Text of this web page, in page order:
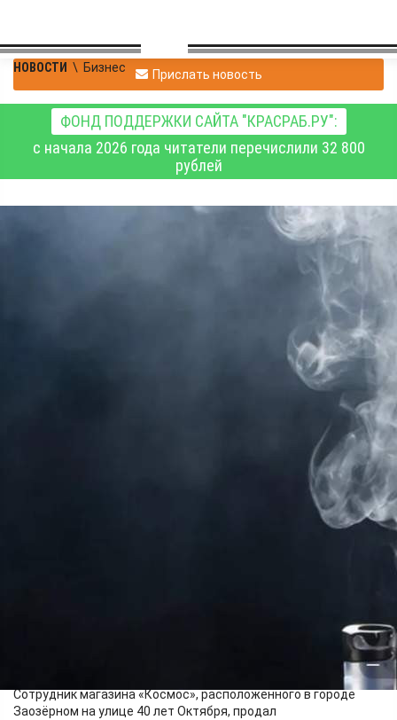
НОВОСТИ \ Бизнес Прислать новость
ФОНД ПОДДЕРЖКИ САЙТА "КРАСРАБ.РУ":
с начала 2026 года читатели перечислили 32 800
рублей
Продавца оштрафовали
на 100 тысяч рублей за
продажу
несовершеннолетнему
электронных сигарет
Сотрудник магазина «Космос», расположенного в городе
Заозёрном на улице 40 лет Октября, продал